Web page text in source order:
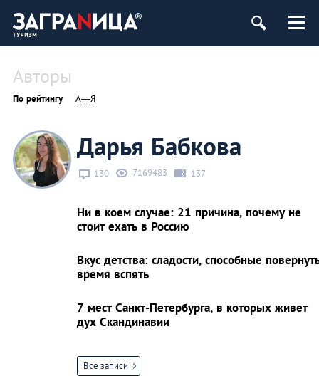
Авторы
По рейтингу А—Я
Дарья Бабкова
130 7169483 137
Ни в коем случае: 21 причина, почему не
стоит ехать в Россию
Вкус детства: сладости, способные
время вспять
7 мест Санкт-Петербурга, в которых живет
дух Скандинавии
Все записи